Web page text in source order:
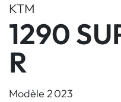
KTM
1290
R
Modèle 2 023